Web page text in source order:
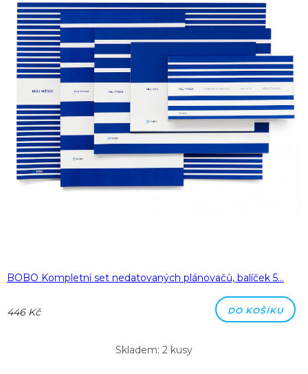
BOBO Kompletní set nedatovaných plánovačů, balíček 5…
446 Kč DO KOŠÍKU
Skladem: 2 kusy